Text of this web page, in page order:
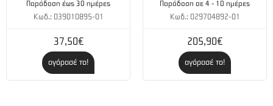
Παράδοση έως 30 ημέρες
Κωδ.: 039010895-01
37,50€
αγόρασέ το!
Παράδοση σε 4 - 10 ημέρες
Κωδ.: 029704892-01
205,90€
αγόρασέ το!